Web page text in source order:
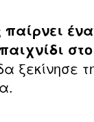
ξεκίνησε